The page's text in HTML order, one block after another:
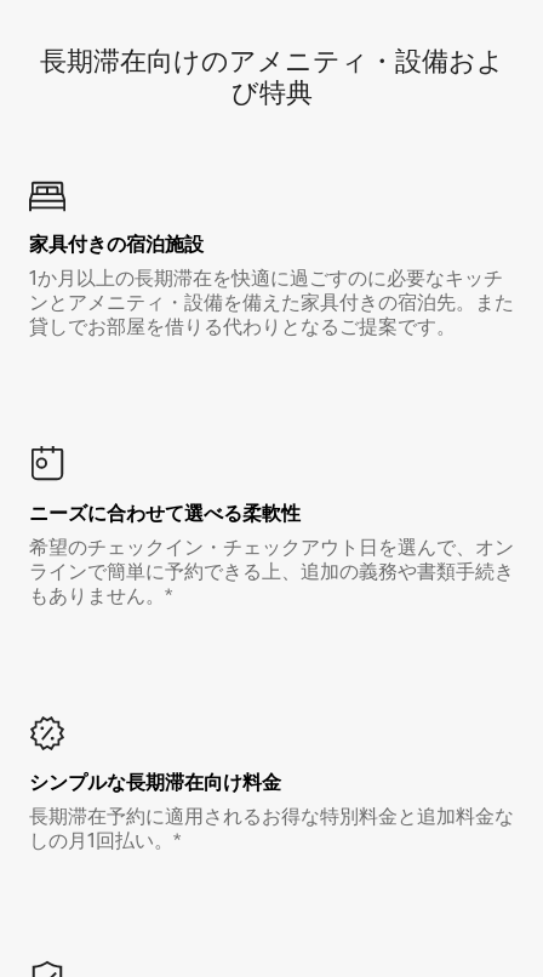
長期滞在向け⁠のア⁠メ⁠ニ⁠テ⁠ィ⁠・設⁠備⁠およ
び特⁠典
家具付き⁠の宿⁠泊⁠施⁠設
1か月以上の長期滞在を快適に過ごすのに必要なキッチ
ンとアメニティ・設備を備えた家具付きの宿泊先。また
貸しでお部屋を借りる代わりとなるご提案です。
ニーズに合わせて選べる柔軟性
希望のチェックイン・チェックアウト日を選んで、オン
ラインで簡単に予約できる上、追加の義務や書類手続き
もありません。*
シンプルな長期滞在向け料金
長期滞在予約に適用されるお得な特別料金と追加料金な
しの月1回払い。*